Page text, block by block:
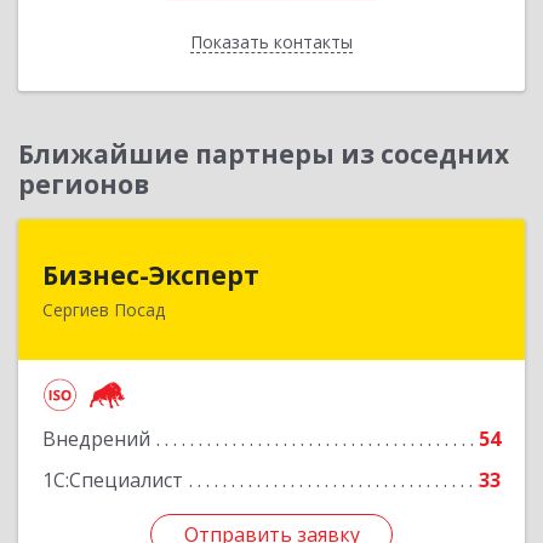
Показать контакты
Назад
Ближайшие партнеры из соседних
регионов
Бизнес-Эксперт
Сергиев Посад
Внедрений
54
1С:Специалист
33
Отправить заявку
141310, Московская обл, Сергиево-Посадский
Подробнее
Отправить заявку